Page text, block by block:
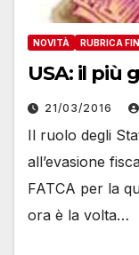
NOVITÀ RUBRICA
USA: il più
21/03/2016
Il ruolo degli
all’evasione
FATCA per la
ora è la volta…